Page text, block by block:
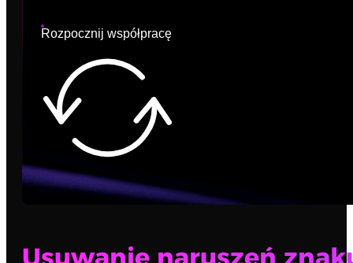
Rozpocznij współpracę